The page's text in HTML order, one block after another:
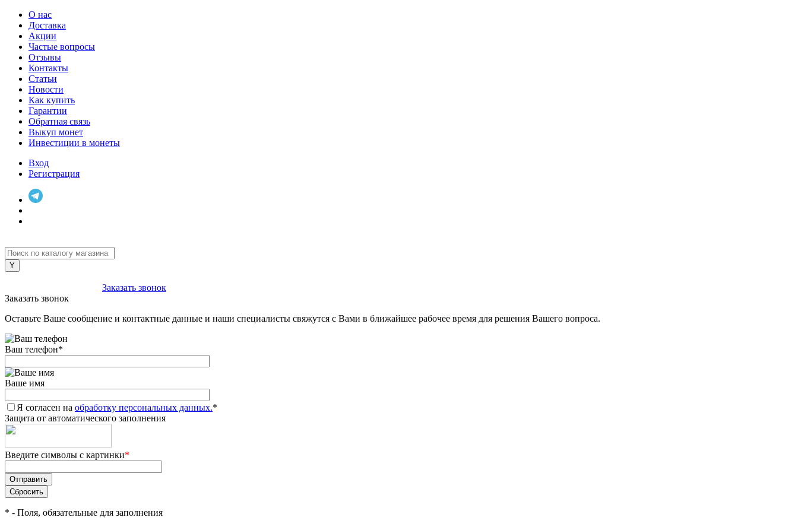
О нас
Доставка
Акции
Частые вопросы
Отзывы
Контакты
Статьи
Новости
Как купить
Гарантии
Обратная связь
Выкуп монет
Инвестиции в монеты
Вход
Регистрация
Заказать звонок
Заказать звонок
Оставьте Ваше сообщение и контактные данные и наши специалисты свяжутся с Вами в ближайшее рабочее время для решения Вашего вопроса.
Ваш телефон*
Ваше имя
Я согласен на обработку персональных данных.*
Защита от автоматического заполнения
Введите символы с картинки*
* - Поля, обязательные для заполнения